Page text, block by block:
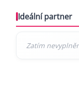
Ideální partner